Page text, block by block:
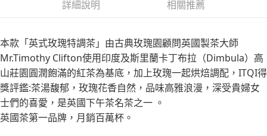
1.分期款項不併入電信帳單，「大哥付你分期」於每月結算日後寄送繳費提
帳／街口支付／iPASS MONEY」等通路繳費。
【注意事項】
1.本服務係由「台灣大哥大股份有限公司」（以下簡稱本公司）所提供，讓
用戶於交易時，得透過本服務購買商品或服務，並由商店將買賣／分期付款
買賣價金債權讓與本公司後，依約使用本公司帳單繳交帳款。
2.基於同意付款使用「大哥付你分期」之契約關係目的，商店將以您的個人
資料（包含姓名、電話或地址）提供予台灣大哥大進項蒐集、處理及利用，
２．訂單成立數日內，您將收到繳費通知簡訊。
３．收到繳費通知簡訊後14天內，點擊此簡訊中的連結，可透過四大超商／
ATM／網路銀行／等多元方式進行付款，方視為交易完成。
※ 請注意：結帳手續完成當下不需立刻繳費，但若您需要取消訂單，請聯絡
購買商品的店家。未經商家同意取消之訂單仍視為有效，需透過AFTEE先享
後付繳納相關費用。
※ 交易是否成功請以「AFTEE先享後付 」之結帳頁面顯示為準，若有關於
是否繳費成功／繳費後需取消欲退款等相關疑問，請聯繫「AFTEE先享後付
每筆NT$70，滿NT$899(含以上)免運費
每筆NT$70，滿NT$899(含以上)免運費
宅配
每筆NT$100，滿NT$1,000(含以上)免運費
京站台北店客服中心(1F星巴克旁) 即日起不提供京站紙袋，取件時
請自備購物袋，若需購買紙袋可現場詢問
詳細說明 相關推薦
本款「英式玫瑰特調茶」由古典玫瑰園顧問英國製茶大師
Mr.Timothy Clifton使用印度及斯里蘭卡丁布拉（Dimbula）高
山莊園圓潤飽滿的紅茶為基底，加上玫瑰一起烘焙調配，ITQI得
獎評鑑:茶湯馥郁，玫瑰花香自然，品味高雅浪漫，深受貴婦女
士們的喜愛，是英國下午茶名茶之一 。
英國茶第一品牌，月銷百萬杯。